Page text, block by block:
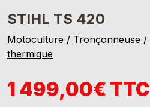
STIHL TS 420
Motoculture / Tronçonneuse /
thermique
1 499,00€ TTC